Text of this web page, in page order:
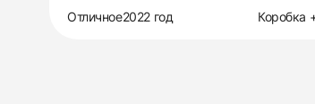
Отличное2022 год Коробка